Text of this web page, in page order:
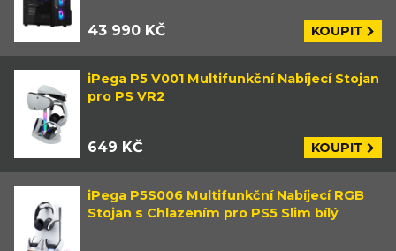
43 990 KČ KOUPIT
iPega P5 V001 Multifunkční Nabíjecí Stojan
pro PS VR2
649 KČ KOUPIT
iPega P5S006 Multifunkční Nabíjecí RGB
Stojan s Chlazením pro PS5 Slim bílý